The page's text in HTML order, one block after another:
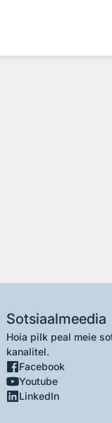
Sotsiaalmeedia
Hoia pilk peal meie
kanalitel.
Facebook
Youtube
LinkedIn